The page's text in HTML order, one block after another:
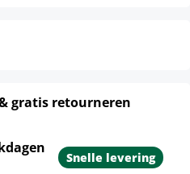
gratis retourneren
Snelle levering